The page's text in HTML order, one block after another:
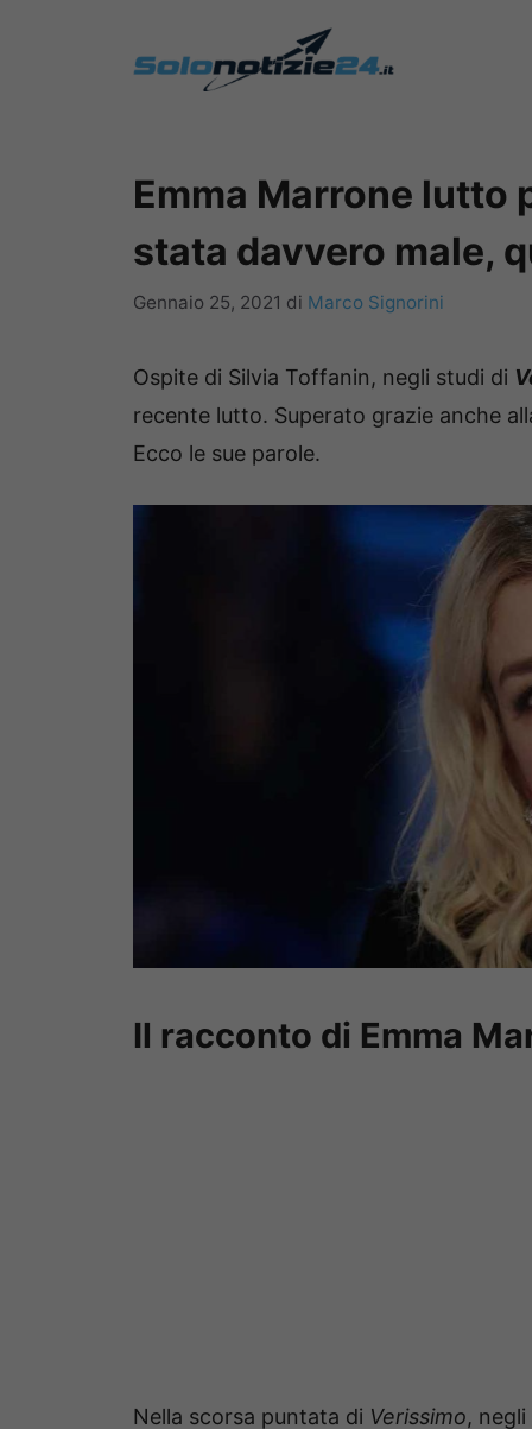
Emma Marrone lutto
stata davvero male,
Gennaio 25, 2021 di Marco Signorini
Ospite di Silvia Toffanin, negli studi di
recente lutto. Superato grazie anche
Ecco le sue parole.
Il racconto di Emma
Nella scorsa puntata di Verissimo,